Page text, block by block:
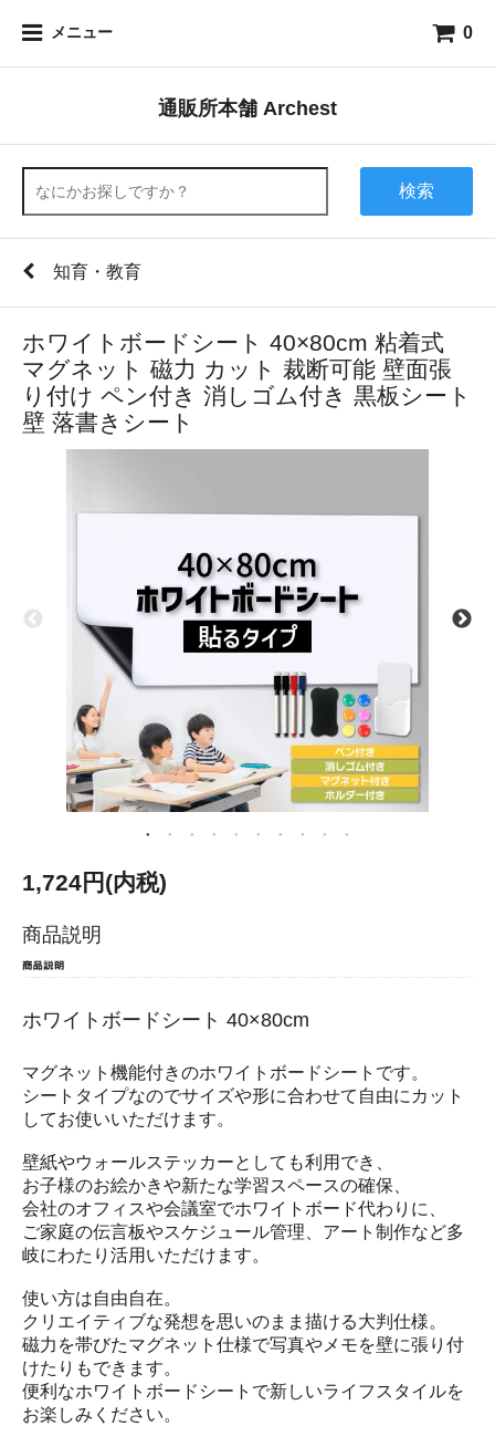
メニュー 0
通販所本舗 Archest
検索
知育・教育
ホワイトボードシート 40×80cm 粘着式
マグネット 磁力 カット 裁断可能 壁面張
り付け ペン付き 消しゴム付き 黒板シート
壁 落書きシート
1,724円(内税)
商品説明
ホワイトボードシート 40×80cm
マグネット機能付きのホワイトボードシートです。
シートタイプなのでサイズや形に合わせて自由にカット
してお使いいただけます。
壁紙やウォールステッカーとしても利用でき、
お子様のお絵かきや新たな学習スペースの確保、
会社のオフィスや会議室でホワイトボード代わりに、
ご家庭の伝言板やスケジュール管理、アート制作など多
岐にわたり活用いただけます。
使い方は自由自在。
クリエイティブな発想を思いのまま描ける大判仕様。
磁力を帯びたマグネット仕様で写真やメモを壁に張り付
けたりもできます。
便利なホワイトボードシートで新しいライフスタイルを
お楽しみください。